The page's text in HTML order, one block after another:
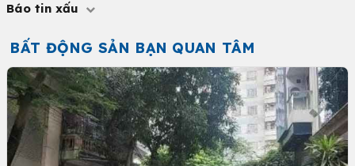
Báo tin xấu
BẤT ĐỘNG SẢN BẠN QUAN TÂM